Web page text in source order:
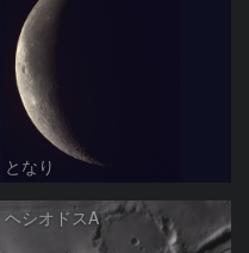
となり
ヘシオドスA